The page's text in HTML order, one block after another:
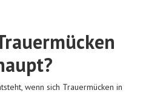
wenn sich Trauermücken in